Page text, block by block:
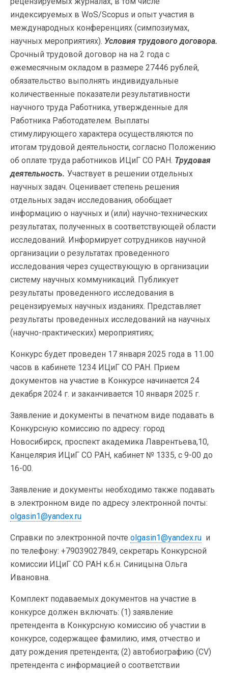
индексируемых в WoS/Scopus и опыт участия в
международных конференциях (симпозиумах,
научных мероприятиях). Условия трудового договора.
Срочный трудовой договор на на 2 года с
ежемесячным окладом в размере 27446 рублей,
обязательство выполнять индивидуальные
количественные показатели результативности
научного труда Работника, утвержденные для
Работника Работодателем. Выплаты
стимулирующего характера осуществляются по
итогам трудовой деятельности, согласно Положению
об оплате труда работников ИЦиГ СО РАН. Трудовая
деятельность. Участвует в решении отдельных
научных задач. Оценивает степень решения
отдельных задач исследования, обобщает
информацию о научных и (или) научно-технических
результатах, полученных в соответствующей области
исследований. Информирует сотрудников научной
организации о результатах проведенного
исследования через существующую в организации
систему научных коммуникаций. Публикует
результаты проведенного исследования в
рецензируемых научных изданиях. Представляет
результаты проведенных исследований на научных
(научно-практических) мероприятиях;
Конкурс будет проведен 17 января 2025 года в 11.00
часов в кабинете 1234 ИЦиГ СО РАН. Прием
документов на участие в Конкурсе начинается 24
декабря 2024 г. и заканчивается 10 января 2025 г.
Заявление и документы в печатном виде подавать в
Конкурсную комиссию по адресу: город
Новосибирск, проспект академика Лаврентьева,10,
Канцелярия ИЦиГ СО РАН, кабинет № 1335, с 9-00 до
16-00.
Заявление и документы необходимо также подавать
в электронном виде по адресу электронной почты:
olgasin1@yandex.ru
Справки по электронной почте olgasin1@yandex.ru и
по телефону: +79039027849, секретарь Конкурсной
комиссии ИЦиГ СО РАН к.б.н. Синицына Ольга
Ивановна.
Комплект подаваемых документов на участие в
конкурсе должен включать: (1) заявление
претендента в Конкурсную комиссию об участии в
конкурсе, содержащее фамилию, имя, отчество и
дату рождения претендента; (2) автобиографию (CV)
претендента с информацией о соответствии